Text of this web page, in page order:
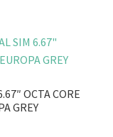
OCTA CORE
GREY